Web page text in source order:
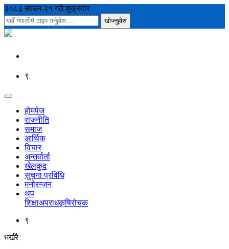
२०८३ साउन २१ गते शुक्रवार
९
होमपेज
राजनीति
समाज
आर्थिक
विचार
अन्तर्वार्ता
खेलकुद
सुचना प्रविधि
मनोरन्जन
थप
शिक्षाअपराधकृषिरोचक
९
भर्खरै